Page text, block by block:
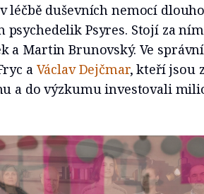
léčbě duševních nemocí
psychedelik Psyres. Stojí za
a Martin Brunovský. Ve
a Václav Dejčmar, kteří jsou
a do výzkumu investovali